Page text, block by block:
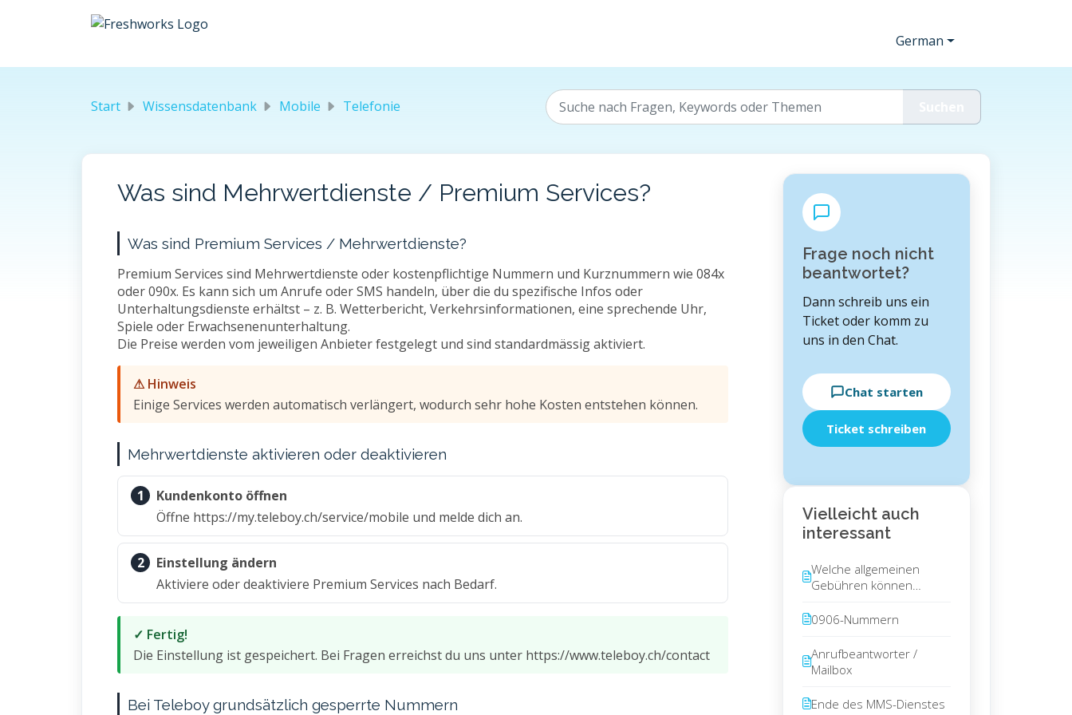
Zum hauptsächlichen Inhalt gehen
German
Start Wissensdatenbank Mobile Telefonie
Was sind Mehrwertdienste / Premium Services?
Was sind Premium Services / Mehrwertdienste?
Premium Services sind Mehrwertdienste oder kostenpflichtige Nummern und Kurznummern wie 084x
oder 090x. Es kann sich um Anrufe oder SMS handeln, über die du spezifische Infos oder
Unterhaltungsdienste erhältst – z. B. Wetterbericht, Verkehrsinformationen, eine sprechende Uhr,
Spiele oder Erwachsenenunterhaltung.
Die Preise werden vom jeweiligen Anbieter festgelegt und sind standardmässig aktiviert.
⚠ Hinweis
Einige Services werden automatisch verlängert, wodurch sehr hohe Kosten entstehen können.
Mehrwertdienste aktivieren oder deaktivieren
1
Kundenkonto öffnen
Öffne https://my.teleboy.ch/service/mobile und melde dich an.
2
Einstellung ändern
Aktiviere oder deaktiviere Premium Services nach Bedarf.
✓ Fertig!
Die Einstellung ist gespeichert. Bei Fragen erreichst du uns unter https://www.teleboy.ch/contact
Bei Teleboy grundsätzlich gesperrte Nummern
Frage noch nicht
beantwortet?
Dann schreib uns ein
Ticket oder komm zu
uns in den Chat.
Chat starten
Ticket schreiben
Vielleicht auch
interessant
Welche allgemeinen
Gebühren können
0906-Nummern
Anrufbeantworter /
Mailbox
Ende des MMS-Dienstes